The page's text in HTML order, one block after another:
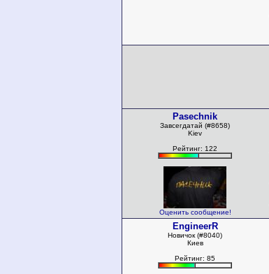
Pasechnik
Завсегдатай (#8658)
Kiev
Рейтинг: 122
Оценить сообщение!
EngineerR
Новичок (#8040)
Киев
Рейтинг: 85